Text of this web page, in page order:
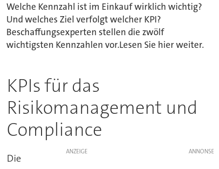
Welche Kennzahl ist im Einkauf wirklich wichtig?
Und welches Ziel verfolgt welcher KPI?
Beschaffungsexperten stellen die zwölf
wichtigsten Kennzahlen vor.Lesen Sie hier weiter.
KPIs für das
Risikomanagement und
Compliance
ANZEIGE
Die